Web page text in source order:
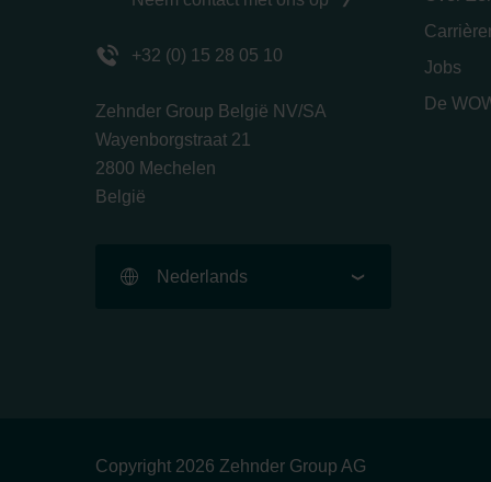
+32 (0) 15 28 05 10
Zehnder Group België NV/SA
Wayenborgstraat 21
2800 Mechelen
België
Nederlands
Jobs
De
Copyright 2026 Zehnder Group AG